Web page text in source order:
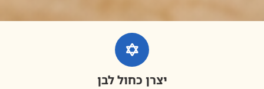
יצרן כחול לבן